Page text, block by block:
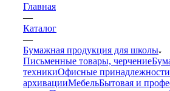
Главная
—
Каталог
—
Бумажная продукция для школы
Письменные товары, черчение
техникиОфисные принадлежности
архивацииМебельБытовая и